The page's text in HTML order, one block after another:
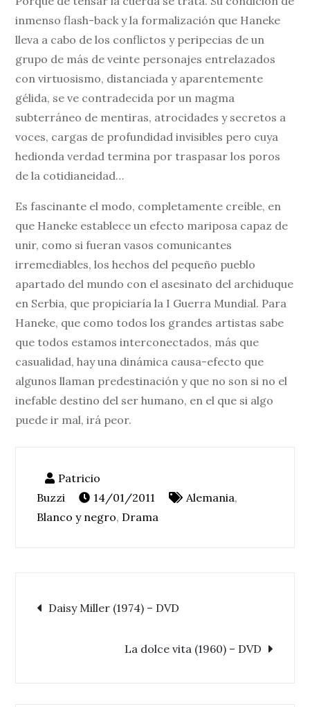
inmenso flash-back y la formalización que Haneke
lleva a cabo de los conflictos y peripecias de un
grupo de más de veinte personajes entrelazados
con virtuosismo, distanciada y aparentemente
gélida, se ve contradecida por un magma
subterráneo de mentiras, atrocidades y secretos a
voces, cargas de profundidad invisibles pero cuya
hedionda verdad termina por traspasar los poros
de la cotidianeidad…
Es fascinante el modo, completamente creíble, en
que Haneke establece un efecto mariposa capaz de
unir, como si fueran vasos comunicantes
irremediables, los hechos del pequeño pueblo
apartado del mundo con el asesinato del archiduque
en Serbia, que propiciaría la I Guerra Mundial. Para
Haneke, que como todos los grandes artistas sabe
que todos estamos interconectados, más que
casualidad, hay una dinámica causa-efecto que
algunos llaman predestinación y que no son si no el
inefable destino del ser humano, en el que si algo
puede ir mal, irá peor.
14/01/2011 Alemania,
Blanco y negro, Drama
Navegación
Daisy Miller (1974) – DVD
La dolce vita (1960) – DVD